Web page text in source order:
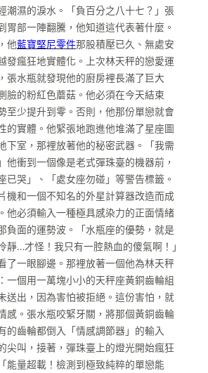
潮濕的淚水。「負百分之八十七？」張
胃部一陣翻騰，他知道這代表著什麼。
他藍寶堅尼零件那股積壓已久、無處安
發瘋狂地實體化。上次林天秤的戀愛運
張水瓶就發現他的廚房裡長滿了巨大
臉的粉紅色蘑菇。他必須在今天結束
至少提升到零。否則，他那份單戀就會
的實體。他緊張地跑進他堆滿了星座圖
下室，那裡放著他的秘密武器。「我需
他衝到一個像是老式彈珠臺的機器前，
已哭」、「處女座勿碰」等警告標籤。
機和一個不知名的外星計算器改造而成
他必須輸入一種極具感染力的正面情緒
負面的運勢波。「水瓶座的優勢，就是
靜…才怪！我只有一腔熱血的傻氣啊！」
了一眼腳邊。那裡放著一個他為林天秤
一個用一萬塊小小的天秤座黃銅齒輪組
送出，因為害怕被拒絕。這份害怕，就
感。張水瓶咬緊牙關，將那個黃銅齒輪
的齒輪都倒入「情感調節器」的輸入
尖叫，接著，彈珠臺上的燈光開始瘋狂
能量超載！檢測到極致純粹的單戀能